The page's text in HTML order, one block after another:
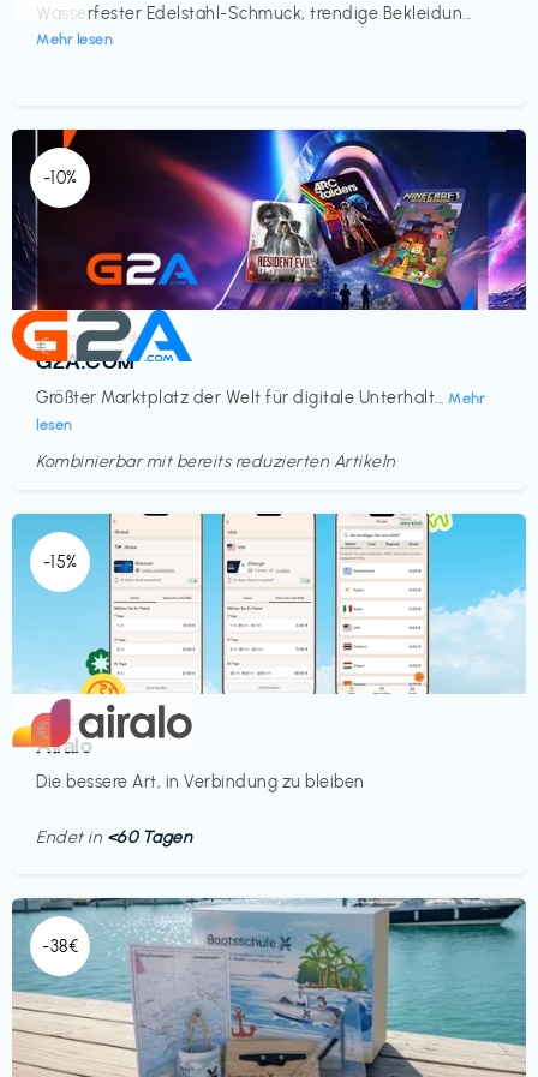
Wasserfester Edelstahl-Schmuck, trendige Bekleidun...
Mehr lesen
-10%
Elektronik & Medien
G2A.COM
Größter Marktplatz der Welt für digitale Unterhalt... Mehr
lesen
€‎
Kombinierbar mit bereits reduzierten Artikeln
-15%
Mobilfunk
Airalo
Die bessere Art, in Verbindung zu bleiben
€‎
Endet in <60 Tagen
-38€